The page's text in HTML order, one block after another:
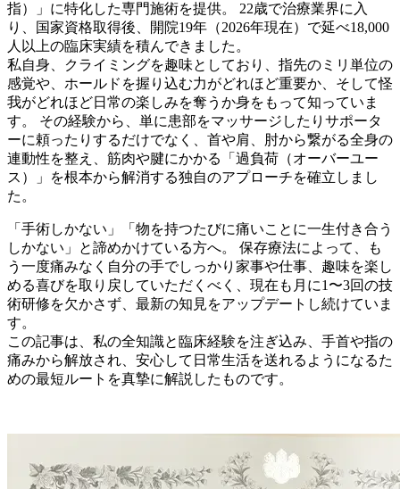
指）」に特化した専門施術を提供。 22歳で治療業界に入
り、国家資格取得後、開院19年（2026年現在）で延べ18,000
人以上の臨床実績を積んできました。
私自身、クライミングを趣味としており、指先のミリ単位の
感覚や、ホールドを握り込む力がどれほど重要か、そして怪
我がどれほど日常の楽しみを奪うか身をもって知っていま
す。 その経験から、単に患部をマッサージしたりサポータ
ーに頼ったりするだけでなく、首や肩、肘から繋がる全身の
連動性を整え、筋肉や腱にかかる「過負荷（オーバーユー
ス）」を根本から解消する独自のアプローチを確立しまし
た。
「手術しかない」「物を持つたびに痛いことに一生付き合う
しかない」と諦めかけている方へ。 保存療法によって、も
う一度痛みなく自分の手でしっかり家事や仕事、趣味を楽し
める喜びを取り戻していただくべく、現在も月に1〜3回の技
術研修を欠かさず、最新の知見をアップデートし続けていま
す。
この記事は、私の全知識と臨床経験を注ぎ込み、手首や指の
痛みから解放され、安心して日常生活を送れるようになるた
めの最短ルートを真摯に解説したものです。